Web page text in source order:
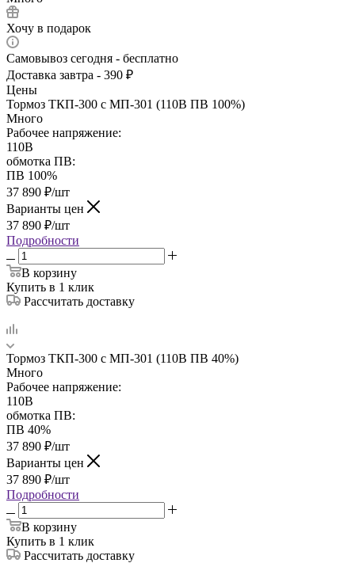
Хочу в подарок
Самовывоз сегодня - бесплатно
Доставка завтра - 390 ₽
Цены
Тормоз ТКП-300 с МП-301 (110В ПВ 100%)
Много
Рабочее напряжение:
110В
обмотка ПВ:
ПВ 100%
37 890 ₽/шт
Варианты цен
37 890 ₽/шт
Подробности
В корзину
Купить в 1 клик
Рассчитать доставку
Тормоз ТКП-300 с МП-301 (110В ПВ 40%)
Много
Рабочее напряжение:
110В
обмотка ПВ:
ПВ 40%
37 890 ₽/шт
Варианты цен
37 890 ₽/шт
Подробности
В корзину
Купить в 1 клик
Рассчитать доставку